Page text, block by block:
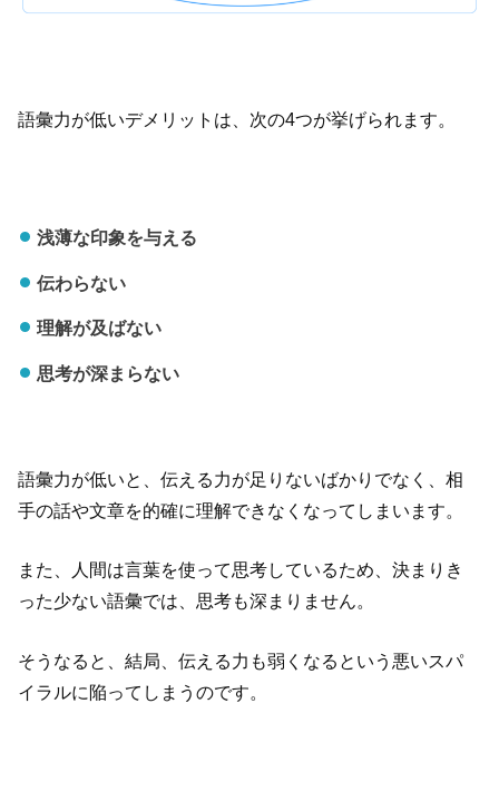
語彙力が低いデメリットは、次の4つが挙げられます。
浅薄な印象を与える
伝わらない
理解が及ばない
思考が深まらない
語彙力が低いと、伝える力が足りないばかりでなく、相
手の話や文章を的確に理解できなくなってしまいます。
また、人間は言葉を使って思考しているため、決まりき
った少ない語彙では、思考も深まりません。
そうなると、結局、伝える力も弱くなるという悪いスパ
イラルに陥ってしまうのです。